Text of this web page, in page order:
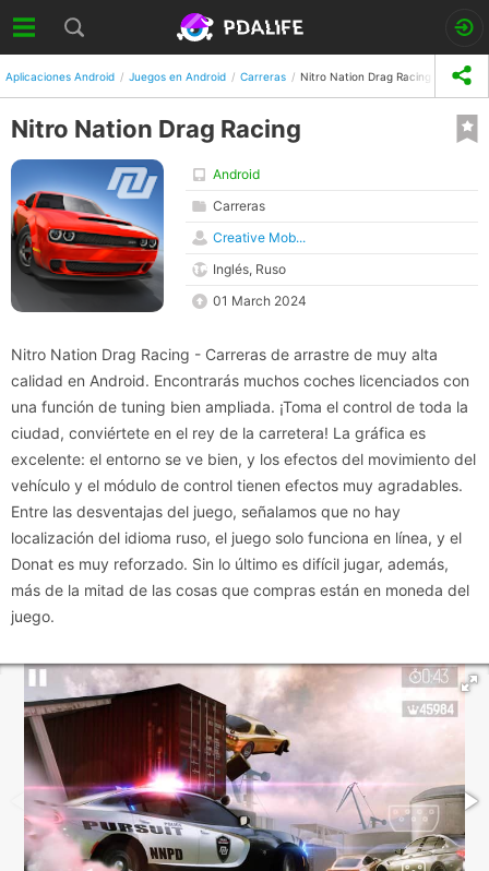
Aplicaciones Android Juegos en Android Carreras Nitro Nation Drag Racing
Nitro Nation Drag Racing
Android
Carreras
Creative Mob...
Inglés, Ruso
01 March 2024
Nitro Nation Drag Racing - Carreras de arrastre de muy alta
calidad en Android. Encontrarás muchos coches licenciados con
una función de tuning bien ampliada. ¡Toma el control de toda la
ciudad, conviértete en el rey de la carretera! La gráfica es
excelente: el entorno se ve bien, y los efectos del movimiento del
vehículo y el módulo de control tienen efectos muy agradables.
Entre las desventajas del juego, señalamos que no hay
localización del idioma ruso, el juego solo funciona en línea, y el
Donat es muy reforzado. Sin lo último es difícil jugar, además,
más de la mitad de las cosas que compras están en moneda del
juego.